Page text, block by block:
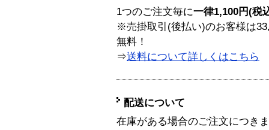
1つのご注文毎に一律1,100円(税
※売掛取引(後払い)のお客様は
無料！
⇒送料について詳しくはこちら
配送について
在庫がある場合のご注文につき